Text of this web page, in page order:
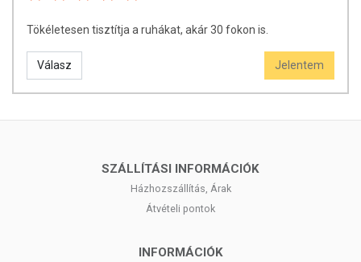
Tökéletesen tisztítja a ruhákat, akár 30 fokon is.
Válasz Jelentem
SZÁLLÍTÁSI INFORMÁCIÓK
Házhozszállítás, Árak
Átvételi pontok
INFORMÁCIÓK